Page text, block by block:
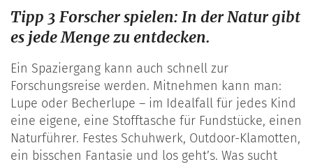
Tipp 3 Forscher spielen: In der Natur gibt
es jede Menge zu entdecken.
Ein Spaziergang kann auch schnell zur
Forschungsreise werden. Mitnehmen kann man:
Lupe oder Becherlupe – im Idealfall für jedes Kind
eine eigene, eine Stofftasche für Fundstücke, einen
Naturführer. Festes Schuhwerk, Outdoor-Klamotten,
ein bisschen Fantasie und los geht’s. Was sucht